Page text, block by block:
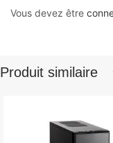
Vous devez être
Produit similaire